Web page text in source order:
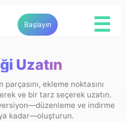
Başlayın ☰
Uzatın
ekleme noktasını
ve bir tarz seçerek uzatın.
ve indirme
kadar—oluşturun.